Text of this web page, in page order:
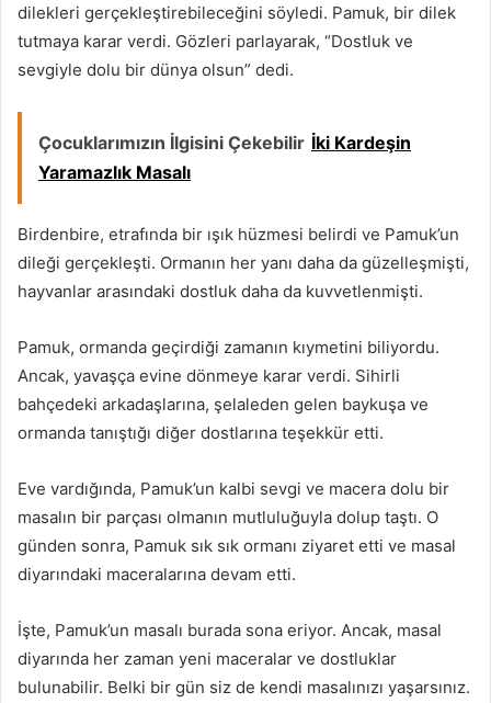
dilekleri gerçekleştirebileceğini söyledi. Pamuk, bir dilek
tutmaya karar verdi. Gözleri parlayarak, “Dostluk ve
sevgiyle dolu bir dünya olsun” dedi.
Çocuklarımızın İlgisini Çekebilir İki Kardeşin
Yaramazlık Masalı
Birdenbire, etrafında bir ışık hüzmesi belirdi ve Pamuk’un
dileği gerçekleşti. Ormanın her yanı daha da güzelleşmişti,
hayvanlar arasındaki dostluk daha da kuvvetlenmişti.
Pamuk, ormanda geçirdiği zamanın kıymetini biliyordu.
Ancak, yavaşça evine dönmeye karar verdi. Sihirli
bahçedeki arkadaşlarına, şelaleden gelen baykuşa ve
ormanda tanıştığı diğer dostlarına teşekkür etti.
Eve vardığında, Pamuk’un kalbi sevgi ve macera dolu bir
masalın bir parçası olmanın mutluluğuyla dolup taştı. O
günden sonra, Pamuk sık sık ormanı ziyaret etti ve masal
diyarındaki maceralarına devam etti.
İşte, Pamuk’un masalı burada sona eriyor. Ancak, masal
diyarında her zaman yeni maceralar ve dostluklar
bulunabilir. Belki bir gün siz de kendi masalınızı yaşarsınız.